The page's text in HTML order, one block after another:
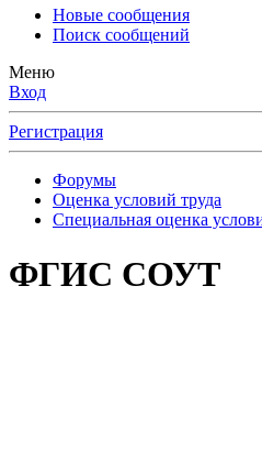
Новые сообщения
Поиск сообщений
Меню
Вход
Регистрация
Форумы
Оценка условий труда
Специальная оценка
ФГИС СОУТ